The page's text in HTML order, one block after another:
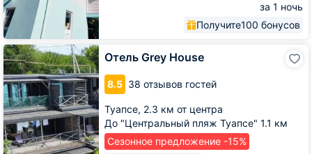
за 1 ночь
Получите100 бонусов
Отель Grey House
8.5 38 отзывов гостей
Туапсе, 2.3 км от центра
До "Центральный пляж Туапсе" 1.1 км
Сезонное предложение -15%
Отель
Grey
House